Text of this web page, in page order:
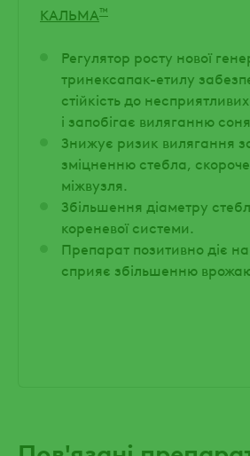
КАЛЬМА™
Регулятор росту нової
тринексапак-етилу
стійкість до
і запобігає виляганню
Знижує ризик вилягання
зміцненню стебла,
міжвузля.
Збільшення діаметру
кореневої системи.
Препарат позитивно діє на
сприяє збільшенню